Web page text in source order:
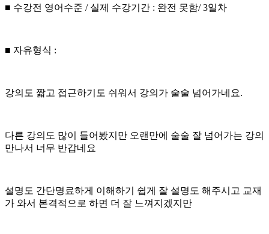
■ 수강전 영어수준 / 실제 수강기간 : 완전 못함/ 3일차
■ 자유형식 :
강의도 짧고 접근하기도 쉬워서 강의가 술술 넘어가네요.
다른 강의도 많이 들어봤지만 오랜만에 술술 잘 넘어가는 강의
만나서 너무 반갑네요
설명도 간단명료하게 이해하기 쉽게 잘 설명도 해주시고 교재
가 와서 본격적으로 하면 더 잘 느껴지겠지만